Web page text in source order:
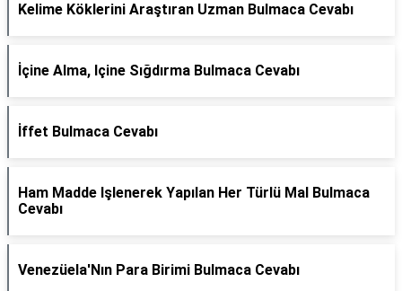
Kelime Köklerini Araştıran Uzman Bulmaca Cevabı
İçine Alma, Içine Sığdırma Bulmaca Cevabı
İffet Bulmaca Cevabı
Ham Madde Işlenerek Yapılan Her Türlü Mal Bulmaca
Cevabı
Venezüela'Nın Para Birimi Bulmaca Cevabı